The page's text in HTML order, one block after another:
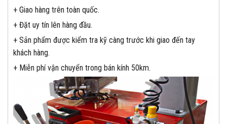
+ Giao hàng trên toàn quốc.
+ Đặt uy tín lên hàng đầu.
+ Sản phẩm được kiểm tra kỹ càng trước khi giao đến tay
khách hàng.
+ Miễn phí vận chuyển trong bán kính 50km.